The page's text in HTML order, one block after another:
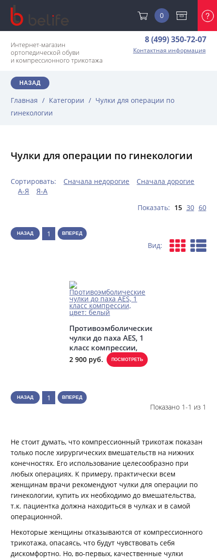
0
Интернет-магазин
ортопедической обуви
и компрессионного трикотажа
8 (499) 350-72-07
Контактная информация
НАЗАД
Главная / Категории / Чулки для операции по
гинекологии
Чулки для операции по гинекологии
Сортировать: Сначала недорогие
Сначала дорогие
А-Я
Я-А
Показать: 15 30 60
НАЗАД 1 ВПЕРЕД
Вид:
Противоэмболические
чулки до паха AES, 1
класс компрессии,
цвет: белый
2 900 руб. ПОСМОТРЕТЬ
НАЗАД 1 ВПЕРЕД
Показано 1-1 из 1
Не стоит думать, что компрессионный трикотаж показан
только после хирургических вмешательств на нижних
конечностях. Его использование целесообразно при
любых операциях. К примеру, практически всем
женщинам врачи рекомендуют чулки для операции по
гинекологии, купить их необходимо до вмешательства,
т.к. пациентка должна находиться в чулках и в самой
операционной.
Некоторые женщины отказываются от компрессионного
трикотажа, опасаясь, что будут чувствовать себя
дискомфортно. Но, во-первых, качественные чулки